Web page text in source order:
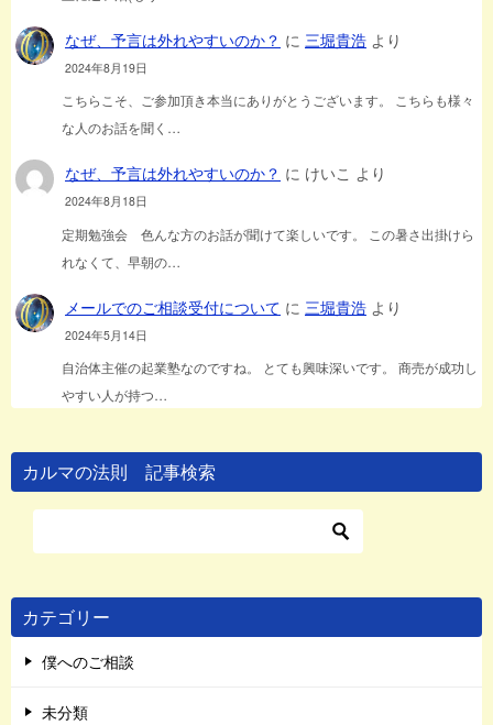
なぜ、予言は外れやすいのか？ に 三堀貴浩 より
2024年8月19日
こちらこそ、ご参加頂き本当にありがとうございます。 こちらも様々
な人のお話を聞く…
なぜ、予言は外れやすいのか？ に けいこ より
2024年8月18日
定期勉強会 色んな方のお話が聞けて楽しいです。 この暑さ出掛けら
れなくて、早朝の…
メールでのご相談受付について に 三堀貴浩 より
2024年5月14日
自治体主催の起業塾なのですね。 とても興味深いです。 商売が成功し
やすい人が持つ…
カルマの法則 記事検索
カテゴリー
僕へのご相談
未分類